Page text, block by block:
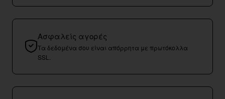
Ασφαλείς αγορές
Τα δεδομένα σου είναι απόρρητα με πρωτόκολλα
SSL.